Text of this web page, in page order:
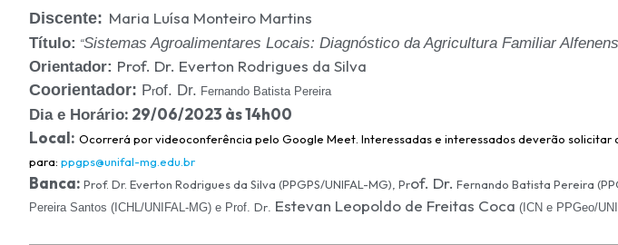
Discente: Maria Luísa Monteiro Martins
Título: “Sistemas Agroalimentares Locais: Diagnóstico da Agricultura Familiar
Orientador: Prof. Dr. Everton Rodrigues da Silva
Coorientador: Prof. Dr. Fernando Batista Pereira
Dia e Horário: 29/06/2023 às 14h00
Local: Ocorrerá por videoconferência pelo Google Meet. Interessadas e interessados deverão solicitar
para: ppgps@unifal-mg.edu.br
Banca: Prof. Dr. Everton Rodrigues da Silva (PPGPS/UNIFAL-MG), Prof. Dr. Fernando Batista Pereira
Pereira Santos (ICHL/UNIFAL-MG) e Prof. Dr Estevan Leopoldo de Freitas Coca (ICN e PPGeo/